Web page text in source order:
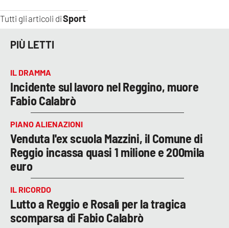
Tutti gli articoli diSport
PIÙ LETTI
IL DRAMMA
Incidente sul lavoro nel Reggino, muore
Fabio Calabrò
PIANO ALIENAZIONI
Venduta l'ex scuola Mazzini, il Comune di
Reggio incassa quasi 1 milione e 200mila
euro
IL RICORDO
Lutto a Reggio e Rosalì per la tragica
scomparsa di Fabio Calabrò